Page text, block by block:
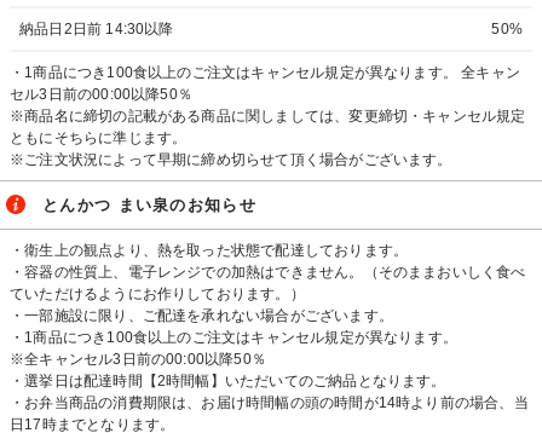
納品日2日前 14:30以降 50%
・1商品につき100食以上のご注文はキャンセル規定が異なります。 全キャン
セル3日前の00:00以降50％
※商品名に締切の記載がある商品に関しましては、変更締切・キャンセル規定
ともにそちらに準じます。
※ご注文状況によって早期に締め切らせて頂く場合がございます。
とんかつ まい泉のお知らせ
・衛生上の観点より、熱を取った状態で配達しております。
・容器の性質上、電子レンジでの加熱はできません。（そのままおいしく食べ
ていただけるようにお作りしております。）
・一部施設に限り、ご配達を承れない場合がございます。
・1商品につき100食以上のご注文はキャンセル規定が異なります。
※全キャンセル3日前の00:00以降50％
・選挙日は配達時間【2時間幅】いただいてのご納品となります。
・お弁当商品の消費期限は、お届け時間幅の頭の時間が14時より前の場合、当
日17時までとなります。